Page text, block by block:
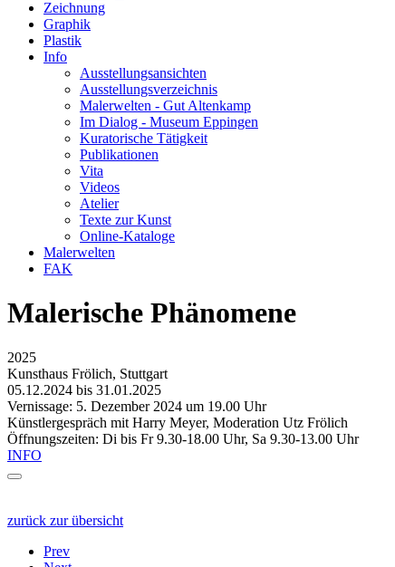
Zeichnung
Graphik
Plastik
Info
Ausstellungsansichten
Ausstellungsverzeichnis
Malerwelten - Gut Altenkamp
Im Dialog - Museum Eppingen
Kuratorische Tätigkeit
Publikationen
Vita
Videos
Atelier
Texte zur Kunst
Online-Kataloge
Malerwelten
FAK
Malerische Phänomene
2025
Kunsthaus Frölich, Stuttgart
05.12.2024 bis 31.01.2025
Vernissage: 5. Dezember 2024 um 19.00 Uhr
Künstlergespräch mit Harry Meyer, Moderation Utz Frölich
Öffnungszeiten: Di bis Fr 9.30-18.00 Uhr, Sa 9.30-13.00 Uhr
INFO
zurück zur übersicht
Prev